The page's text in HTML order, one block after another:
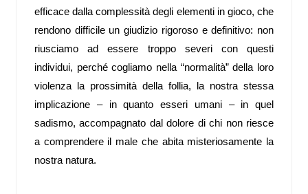
efficace dalla complessità degli elementi in gioco, che
rendono difficile un giudizio rigoroso e definitivo: non
riusciamo ad essere troppo severi con questi
individui, perché cogliamo nella “normalità” della loro
violenza la prossimità della follia, la nostra stessa
implicazione – in quanto esseri umani – in quel
sadismo, accompagnato dal dolore di chi non riesce
a comprendere il male che abita misteriosamente la
nostra natura.